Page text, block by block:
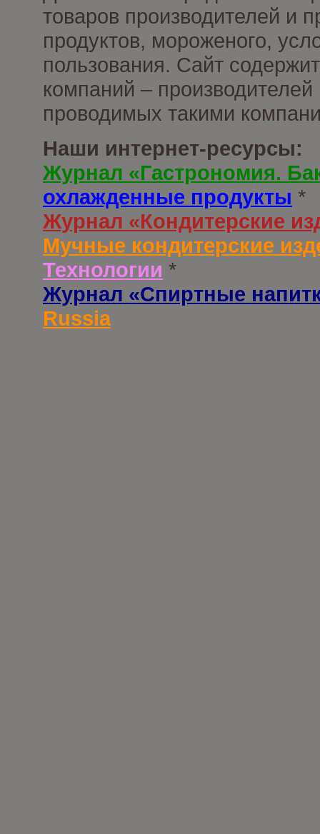
товаров производителей и
продуктов, мороженого,
пользования. Сайт
компаний –
проводимых такими
Наши интернет-ресурсы:
Журнал «Гастрономия.
охлажденные продукты *
Журнал «Кондитерские
Мучные кондитерские
Технологии *
Журнал «Спиртные
Russia